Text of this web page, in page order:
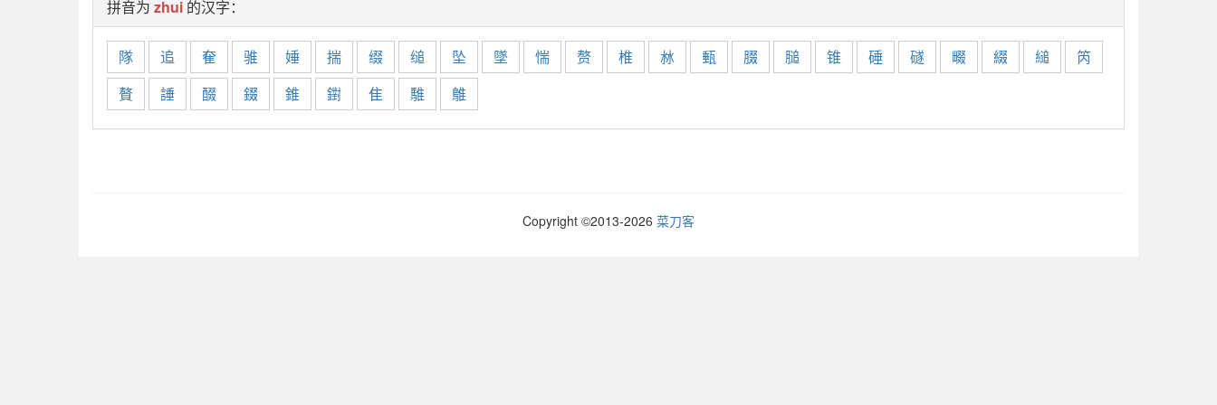
拼音为 zhui 的汉字：
隊 追 奞 骓 娷 揣 缀 缒 坠 墜 惴 赘 椎 沝 甀 腏 膇 锥 硾 礈 畷 綴 縋
笍
贅
諈 醊 錣 錐 鑆 隹 騅 鵻
Copyright ©2013-2026 菜刀客